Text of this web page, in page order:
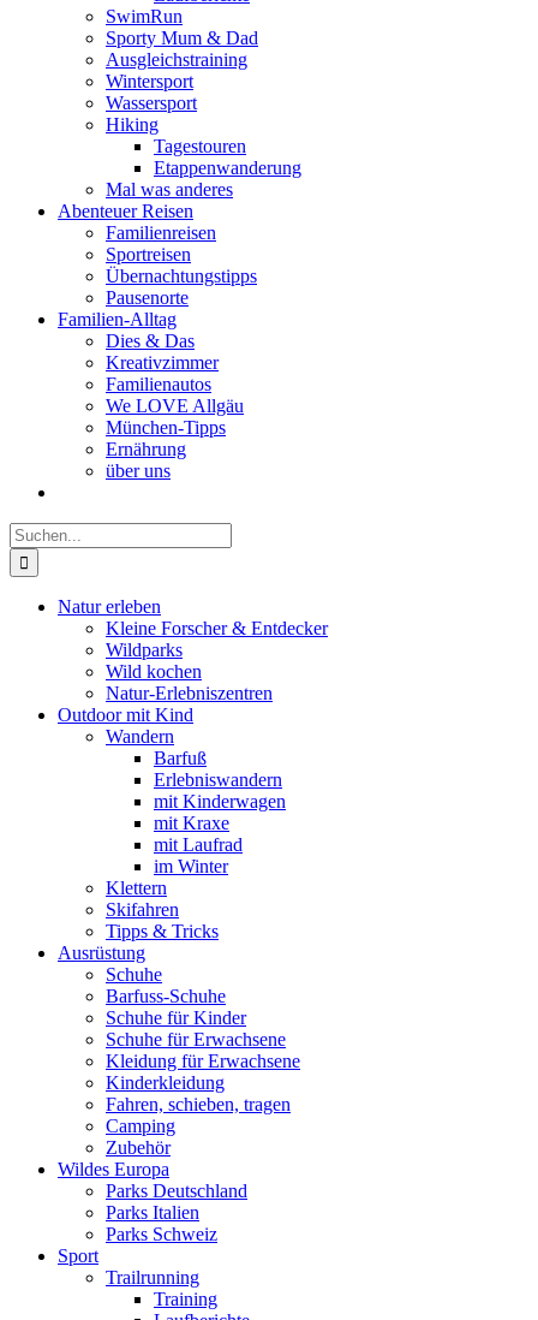
SwimRun
Sporty Mum & Dad
Ausgleichstraining
Wintersport
Wassersport
Hiking
Tagestouren
Etappenwanderung
Mal was anderes
Abenteuer Reisen
Familienreisen
Sportreisen
Übernachtungstipps
Pausenorte
Familien-Alltag
Dies & Das
Kreativzimmer
Familienautos
We LOVE Allgäu
München-Tipps
Ernährung
über uns
Suche
nach:
Natur erleben
Kleine Forscher & Entdecker
Wildparks
Wild kochen
Natur-Erlebniszentren
Outdoor mit Kind
Wandern
Barfuß
Erlebniswandern
mit Kinderwagen
mit Kraxe
mit Laufrad
im Winter
Klettern
Skifahren
Tipps & Tricks
Ausrüstung
Schuhe
Barfuss-Schuhe
Schuhe für Kinder
Schuhe für Erwachsene
Kleidung für Erwachsene
Kinderkleidung
Fahren, schieben, tragen
Camping
Zubehör
Wildes Europa
Parks Deutschland
Parks Italien
Parks Schweiz
Sport
Trailrunning
Training